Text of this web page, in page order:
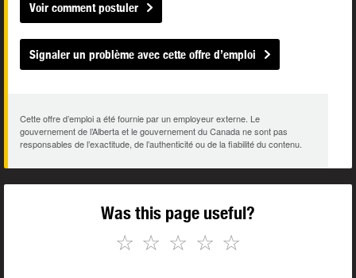
Voir comment postuler
Signaler un problème avec cette offre d’emploi
Cette offre d’emploi a été fournie par un employeur externe. Le
gouvernement de l’Alberta et le gouvernement du Canada ne sont pas
responsables de l’exactitude, de l’authenticité ou de la fiabilité du contenu.
Was this page useful?
☆
☆
☆
☆
☆